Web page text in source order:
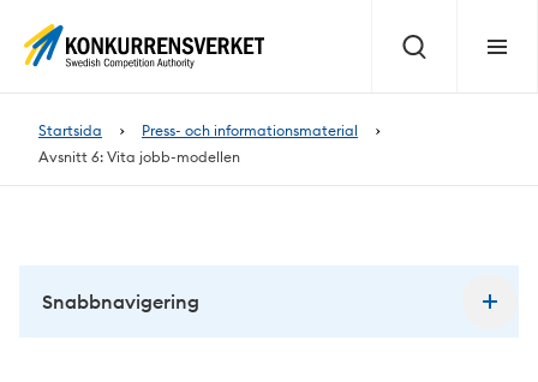
Sök Meny
Startsida
Press- och informationsmaterial
Avsnitt 6: Vita jobb-modellen
Snabbnavigering